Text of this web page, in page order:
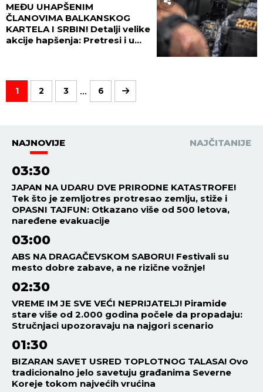
MEĐU UHAPŠENIM
ČLANOVIMA BALKANSKOG
KARTELA I SRBIN! Detalji velike
akcije hapšenja: Pretresi i u
1 2 3 ... 6
NAJNOVIJE NAJČITANIJE
03:30
JAPAN NA UDARU DVE PRIRODNE KATASTROFE!
Tek što je zemljotres protresao zemlju, stiže i
OPASNI TAJFUN: Otkazano više od 500 letova,
naređene evakuacije
03:00
ABS NA DRAGAČEVSKOM SABORU! Festivali su
mesto dobre zabave, a ne rizične vožnje!
02:30
VREME IM JE SVE VEĆI NEPRIJATELJ! Piramide
stare više od 2.000 godina počele da propadaju:
Stručnjaci upozoravaju na najgori scenario
01:30
BIZARAN SAVET USRED TOPLOTNOG TALASA! Ovo
tradicionalno jelo savetuju građanima Severne
Koreje tokom najvećih vrućina